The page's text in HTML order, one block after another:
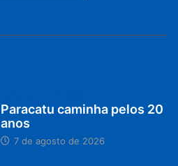
Paracatu caminha pelos 20
anos
7 de agosto de 2026